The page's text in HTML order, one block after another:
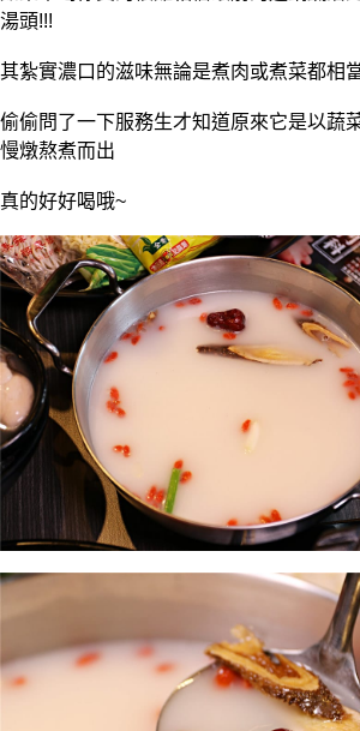
湯頭!!!
其紮實濃口的滋味無論是煮肉或煮菜都相
偷偷問了一下服務生才知道原來它是以蔬
慢燉熬煮而出
真的好好喝哦~